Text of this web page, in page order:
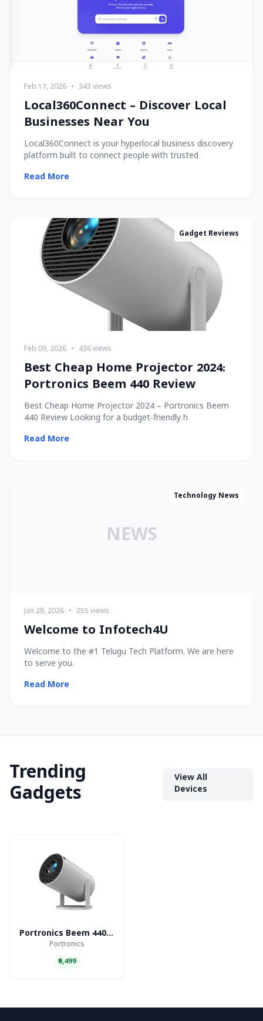
Feb 17, 2026 • 343 views
Local360Connect – Discover Local
Businesses Near You
Local360Connect is your hyperlocal business discovery
platform built to connect people with trusted
Read More
Gadget Reviews
Feb 09, 2026 • 436 views
Best Cheap Home Projector 2024:
Portronics Beem 440 Review
Best Cheap Home Projector 2024 – Portronics Beem
440 Review Looking for a budget-friendly h
Read More
NEWS
Technology News
Jan 28, 2026 • 255 views
Welcome to Infotech4U
Welcome to the #1 Telugu Tech Platform. We are here
to serve you.
Read More
Trending
Gadgets
View All
Devices
Portronics Beem 440 Smart LED Projector
Portronics
₹6,499